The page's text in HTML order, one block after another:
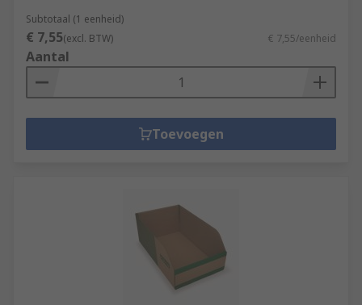
Subtotaal (1 eenheid)
€ 7,55(excl. BTW) € 7,55/eenheid
Aantal
Toevoegen